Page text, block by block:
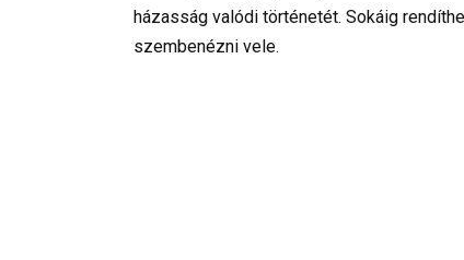
házasság valódi történetét. Sokáig
szembenézni vele.